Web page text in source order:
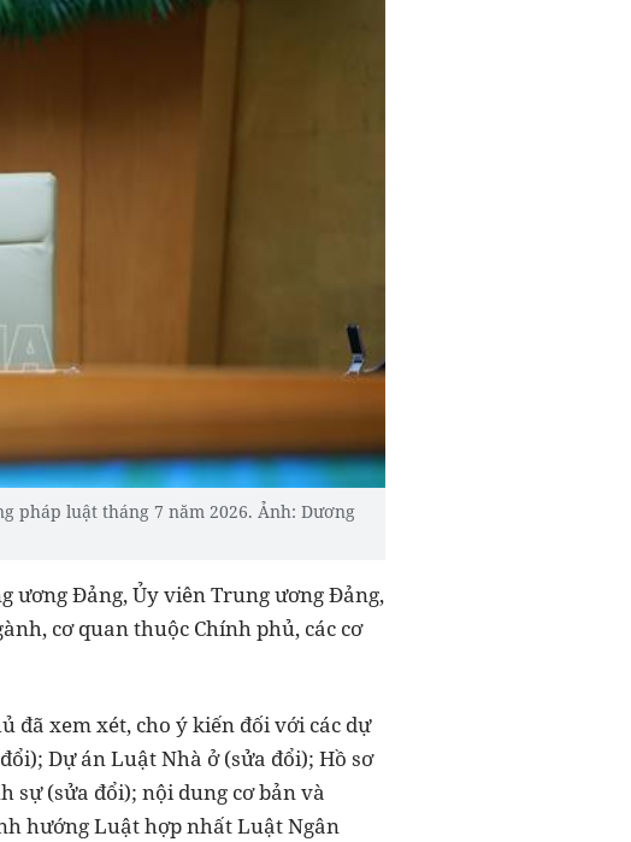
pháp luật tháng 7 năm 2026. Ảnh: Dương
ương Đảng, Ủy viên Trung ương Đảng,
cơ quan thuộc Chính phủ, các cơ
đã xem xét, cho ý kiến đối với các dự
Dự án Luật Nhà ở (sửa đổi); Hồ sơ
sự (sửa đổi); nội dung cơ bản và
hướng Luật hợp nhất Luật Ngân